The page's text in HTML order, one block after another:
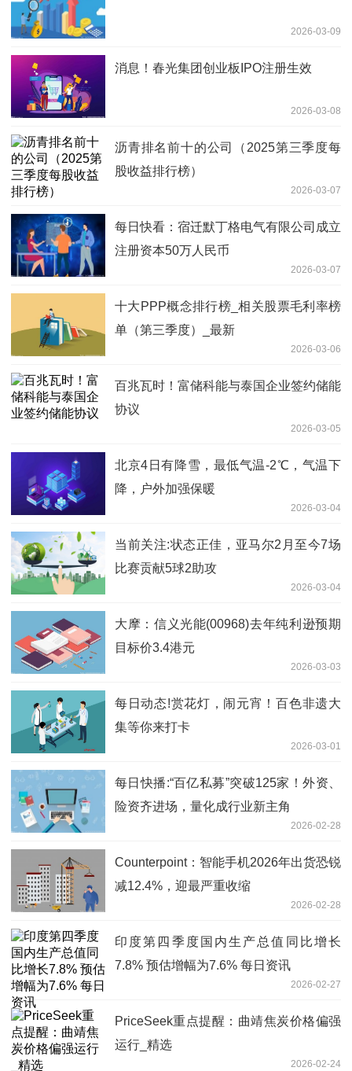
2026-03-09
消息！春光集团创业板IPO注册生效
2026-03-08
沥青排名前十的公司（2025第三季度每
股收益排行榜）
2026-03-07
每日快看：宿迁默丁格电气有限公司成立
注册资本50万人民币
2026-03-07
十大PPP概念排行榜_相关股票毛利率榜
单（第三季度）_最新
2026-03-06
百兆瓦时！富储科能与泰国企业签约储能
协议
2026-03-05
北京4日有降雪，最低气温-2℃，气温下
降，户外加强保暖
2026-03-04
当前关注:状态正佳，亚马尔2月至今7场
比赛贡献5球2助攻
2026-03-04
大摩：信义光能(00968)去年纯利逊预期
目标价3.4港元
2026-03-03
每日动态!赏花灯，闹元宵！百色非遗大
集等你来打卡
2026-03-01
每日快播:“百亿私募”突破125家！外资、
险资齐进场，量化成行业新主角
2026-02-28
Counterpoint：智能手机2026年出货恐锐
减12.4%，迎最严重收缩
2026-02-28
印度第四季度国内生产总值同比增长
7.8% 预估增幅为7.6% 每日资讯
2026-02-27
PriceSeek重点提醒：曲靖焦炭价格偏强
运行_精选
2026-02-24